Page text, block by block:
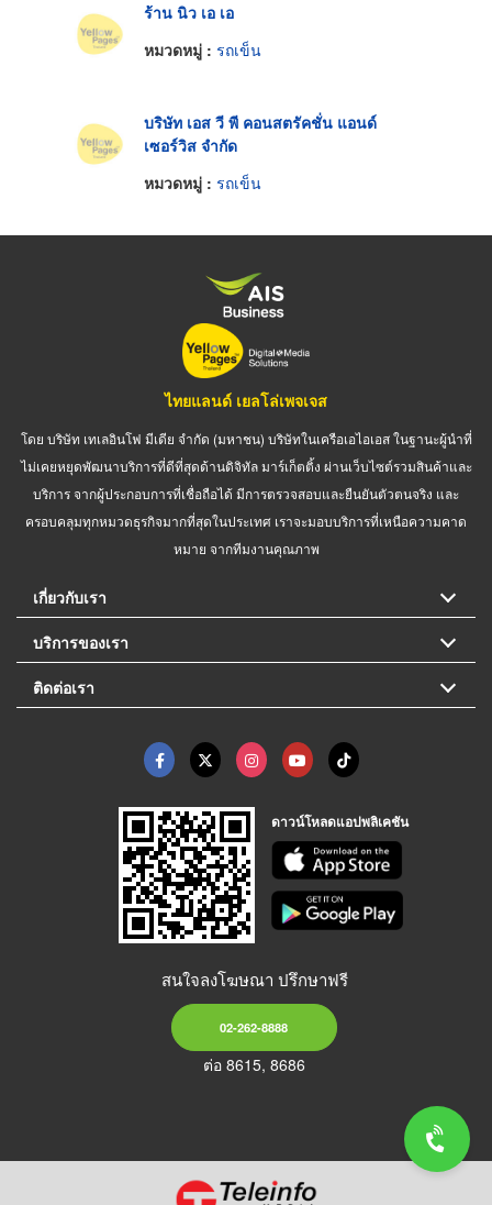
ร้าน นิว เอ เอ
หมวดหมู่ : รถเข็น
บริษัท เอส วี พี คอนสตรัคชั่น แอนด์
เซอร์วิส จำกัด
หมวดหมู่ : รถเข็น
ไทยแลนด์ เยลโล่เพจเจส
โดย บริษัท เทเลอินโฟ มีเดีย จำกัด (มหาชน) บริษัทในเครือเอไอเอส ในฐานะผู้นำที่
ไม่เคยหยุดพัฒนาบริการที่ดีที่สุดด้านดิจิทัล มาร์เก็ตติ้ง ผ่านเว็บไซต์รวมสินค้าและ
บริการ จากผู้ประกอบการที่เชื่อถือได้ มีการตรวจสอบและยืนยันตัวตนจริง และ
ครอบคลุมทุกหมวดธุรกิจมากที่สุดในประเทศ เราจะมอบบริการที่เหนือความคาด
หมาย จากทีมงานคุณภาพ
เกี่ยวกับเรา
บริการของเรา
ติดต่อเรา
ดาวน์โหลดแอปพลิเคชัน
สนใจลงโฆษณา ปรึกษาฟรี
02-262-8888
ต่อ 8615, 8686